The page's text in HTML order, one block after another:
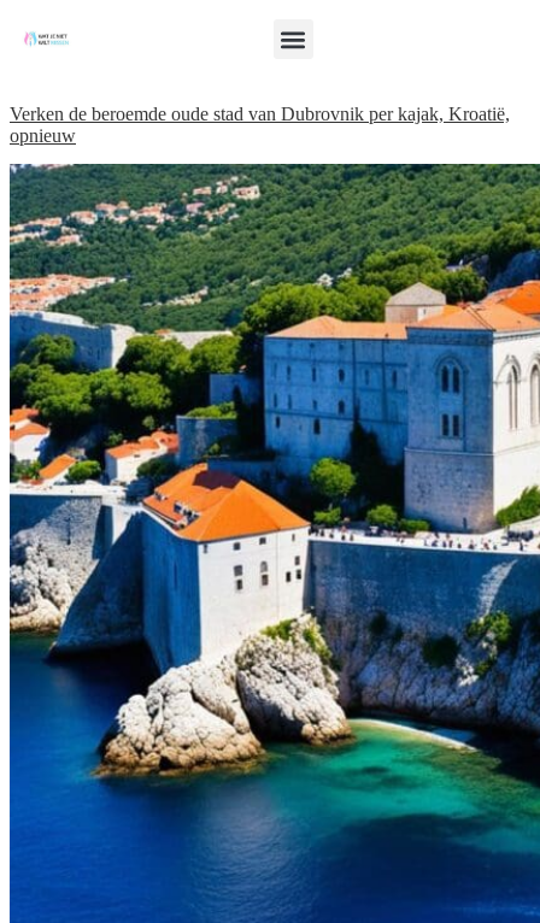
Verken de beroemde oude stad van Dubrovnik per kajak, Kroatië,
opnieuw